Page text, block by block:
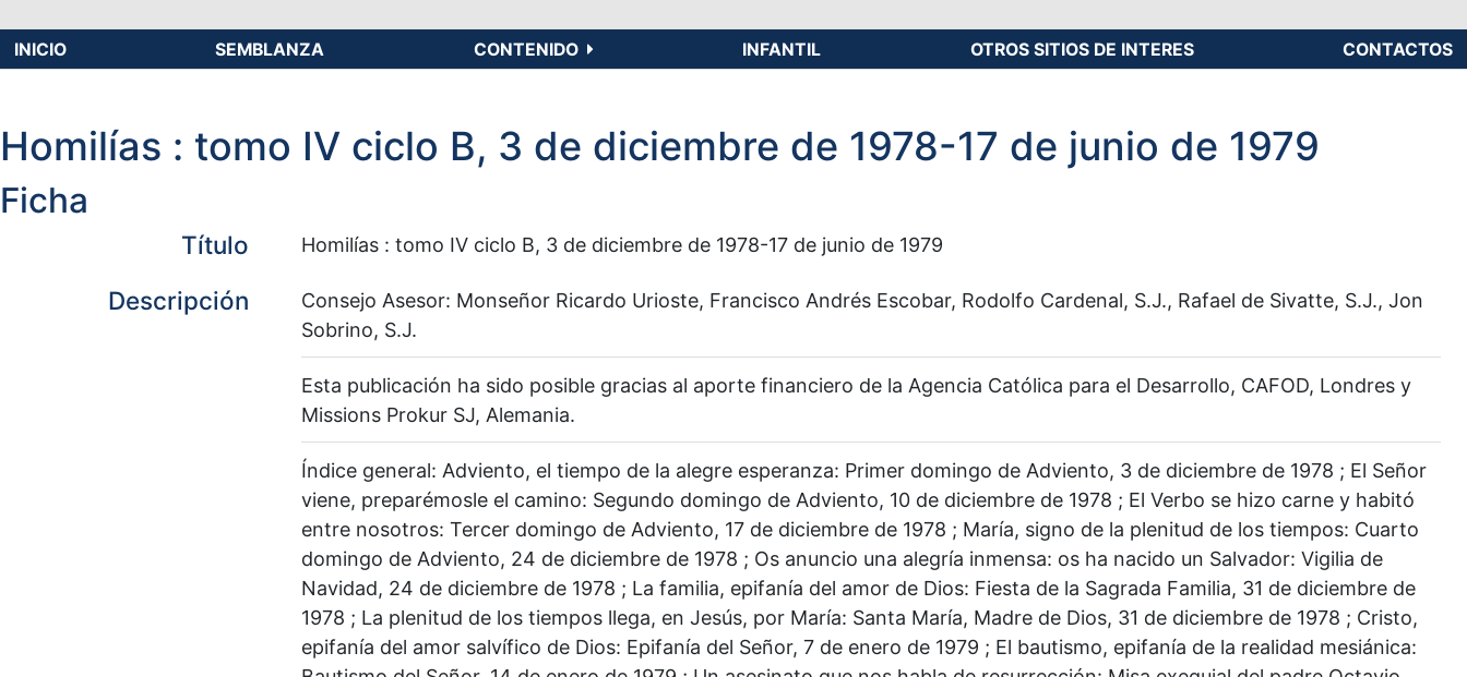
INICIO SEMBLANZA CONTENIDO INFANTIL OTROS SITIOS DE INTERES CONTACTOS
Homilías : tomo IV ciclo B, 3 de diciembre de 1978-17 de junio de 1979
Ficha
Título Homilías : tomo IV ciclo B, 3 de diciembre de 1978-17 de junio de 1979
Descripción
Consejo Asesor: Monseñor Ricardo Urioste, Francisco Andrés Escobar, Rodolfo Cardenal, S.J., Rafael de Sivatte, S.J., Jon
Sobrino, S.J.
Esta publicación ha sido posible gracias al aporte financiero de la Agencia Católica para el Desarrollo, CAFOD, Londres y
Missions Prokur SJ, Alemania.
Índice general: Adviento, el tiempo de la alegre esperanza: Primer domingo de Adviento, 3 de diciembre de 1978 ; El Señor
viene, preparémosle el camino: Segundo domingo de Adviento, 10 de diciembre de 1978 ; El Verbo se hizo carne y habitó
entre nosotros: Tercer domingo de Adviento, 17 de diciembre de 1978 ; María, signo de la plenitud de los tiempos: Cuarto
domingo de Adviento, 24 de diciembre de 1978 ; Os anuncio una alegría inmensa: os ha nacido un Salvador: Vigilia de
Navidad, 24 de diciembre de 1978 ; La familia, epifanía del amor de Dios: Fiesta de la Sagrada Familia, 31 de diciembre de
1978 ; La plenitud de los tiempos llega, en Jesús, por María: Santa María, Madre de Dios, 31 de diciembre de 1978 ; Cristo,
epifanía del amor salvífico de Dios: Epifanía del Señor, 7 de enero de 1979 ; El bautismo, epifanía de la realidad mesiánica: